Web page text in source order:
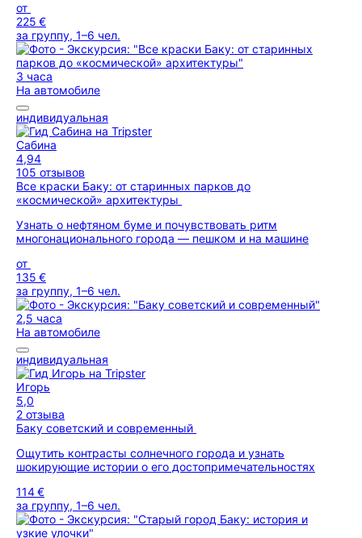
от
225 €
за группу, 1–6 чел.
3 часа
На автомобиле
индивидуальная
Сабина
4,94
105 отзывов
Все краски Баку: от старинных парков до
«космической» архитектуры
Узнать о нефтяном буме и почувствовать ритм
многонационального города — пешком и на машине
от
135 €
за группу, 1–6 чел.
2,5 часа
На автомобиле
индивидуальная
Игорь
5,0
2 отзыва
Баку советский и современный
Ощутить контрасты солнечного города и узнать
шокирующие истории о его достопримечательностях
114 €
за группу, 1–6 чел.